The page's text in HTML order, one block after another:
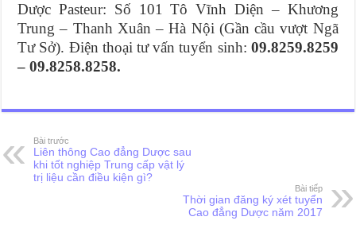
Dược Pasteur: Số 101 Tô Vĩnh Diện – Khương
Trung – Thanh Xuân – Hà Nội (Gần cầu vượt Ngã
Tư Sở). Điện thoại tư vấn tuyển sinh: 09.8259.8259
– 09.8258.8258.
Bài trước
Liên thông Cao đẳng Dược sau
khi tốt nghiệp Trung cấp vật lý
trị liệu cần điều kiện gì?
Bài tiếp
Thời gian đăng ký xét tuyển
Cao đẳng Dược năm 2017